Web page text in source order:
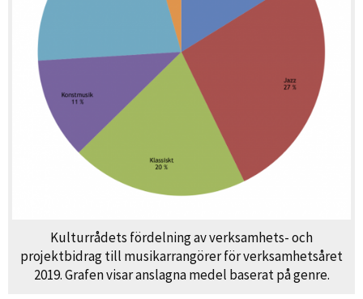
Kulturrådets fördelning av verksamhets- och
projektbidrag till musikarrangörer för verksamhetsåret
2019. Grafen visar anslagna medel baserat på genre.